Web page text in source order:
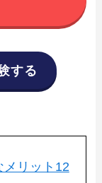
する
リット12